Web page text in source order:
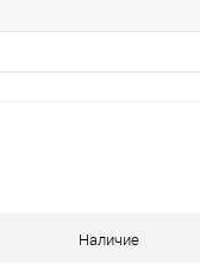
Наличие